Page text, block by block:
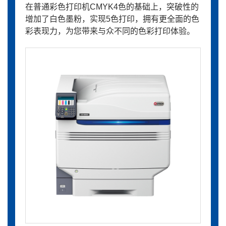
在普通彩色打印机CMYK4色的基础上，突破性的
增加了白色墨粉，实现5色打印，拥有更全面的色
彩表现力，为您带来与众不同的色彩打印体验。